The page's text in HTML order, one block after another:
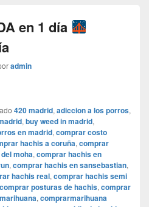
en 1 día
admin
420 madrid, adiccion a los porros,
, buy weed in madrid,
en madrid, comprar costo
hachis a coruña, comprar
moha, comprar hachis en
, comprar hachis en sansebastian,
hachis real, comprar hachis semi
comprar posturas de hachis, comprar
, comprarmarihuana